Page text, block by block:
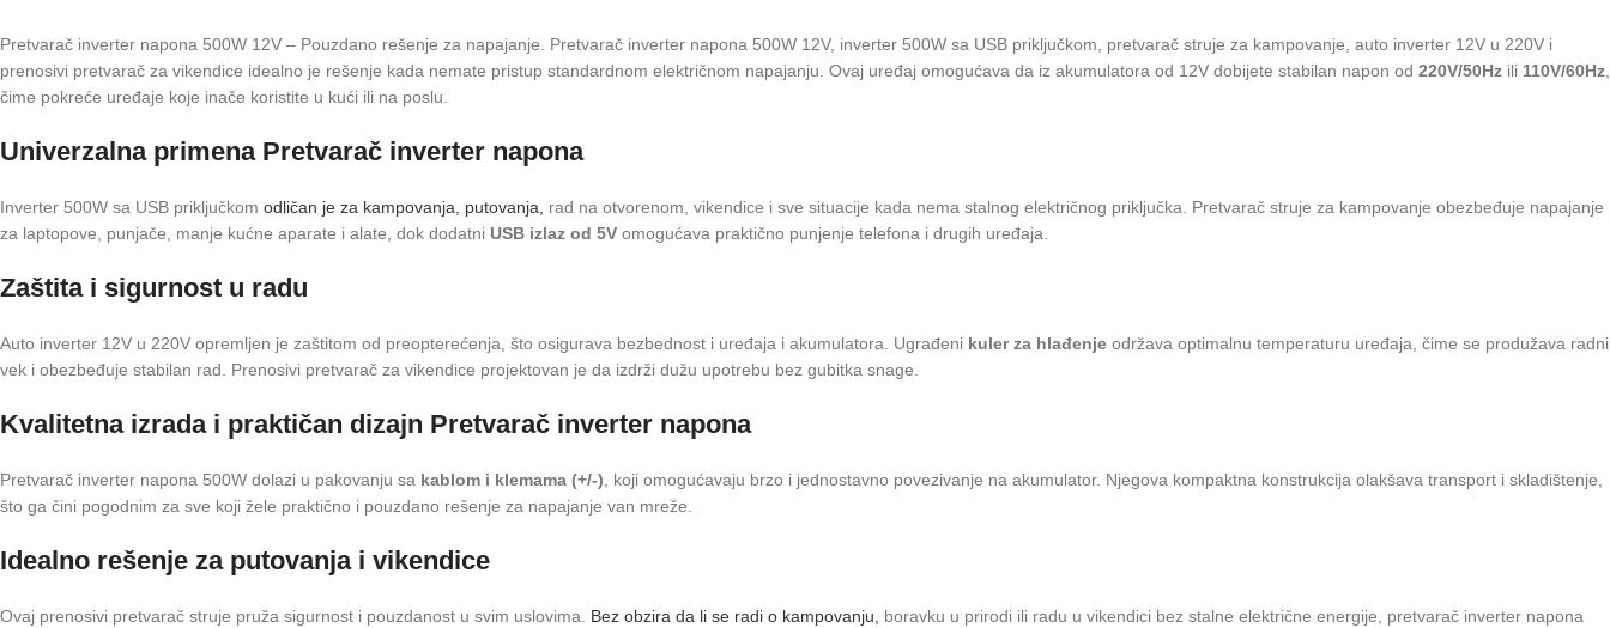
Pretvarač inverter napona 500W 12V – Pouzdano rešenje za napajanje. Pretvarač inverter napona 500W 12V, inverter 500W sa USB priključkom, pretvarač struje za kampovanje, auto inverter 12V u 220V i
prenosivi pretvarač za vikendice idealno je rešenje kada nemate pristup standardnom električnom napajanju. Ovaj uređaj omogućava da iz akumulatora od 12V dobijete stabilan napon od 220V/50Hz ili 110V/60Hz,
čime pokreće uređaje koje inače koristite u kući ili na poslu.
Univerzalna primena Pretvarač inverter napona
Inverter 500W sa USB priključkom odličan je za kampovanja, putovanja, rad na otvorenom, vikendice i sve situacije kada nema stalnog električnog priključka. Pretvarač struje za kampovanje obezbeđuje napajanje
za laptopove, punjače, manje kućne aparate i alate, dok dodatni USB izlaz od 5V omogućava praktično punjenje telefona i drugih uređaja.
Zaštita i sigurnost u radu
Auto inverter 12V u 220V opremljen je zaštitom od preopterećenja, što osigurava bezbednost i uređaja i akumulatora. Ugrađeni kuler za hlađenje održava optimalnu temperaturu uređaja, čime se produžava radni
vek i obezbeđuje stabilan rad. Prenosivi pretvarač za vikendice projektovan je da izdrži dužu upotrebu bez gubitka snage.
Kvalitetna izrada i praktičan dizajn Pretvarač inverter napona
Pretvarač inverter napona 500W dolazi u pakovanju sa kablom i klemama (+/-), koji omogućavaju brzo i jednostavno povezivanje na akumulator. Njegova kompaktna konstrukcija olakšava transport i skladištenje,
što ga čini pogodnim za sve koji žele praktično i pouzdano rešenje za napajanje van mreže.
Idealno rešenje za putovanja i vikendice
Ovaj prenosivi pretvarač struje pruža sigurnost i pouzdanost u svim uslovima. Bez obzira da li se radi o kampovanju, boravku u prirodi ili radu u vikendici bez stalne električne energije, pretvarač inverter napona